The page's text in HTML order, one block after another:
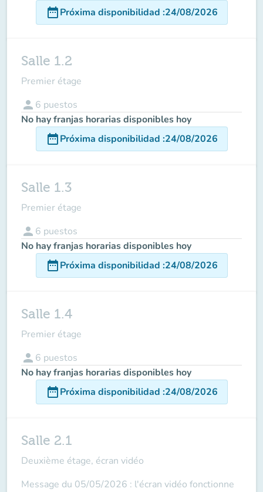
date_rangePróxima disponibilidad :24/08/2026
Salle 1.2
Premier étage
person 6 puestos
No hay franjas horarias disponibles hoy
date_rangePróxima disponibilidad :24/08/2026
Salle 1.3
Premier étage
person 6 puestos
No hay franjas horarias disponibles hoy
date_rangePróxima disponibilidad :24/08/2026
Salle 1.4
Premier étage
person 6 puestos
No hay franjas horarias disponibles hoy
date_rangePróxima disponibilidad :24/08/2026
Salle 2.1
Deuxième étage, écran vidéo
Message du 05/05/2026 : l'écran vidéo fonctionne